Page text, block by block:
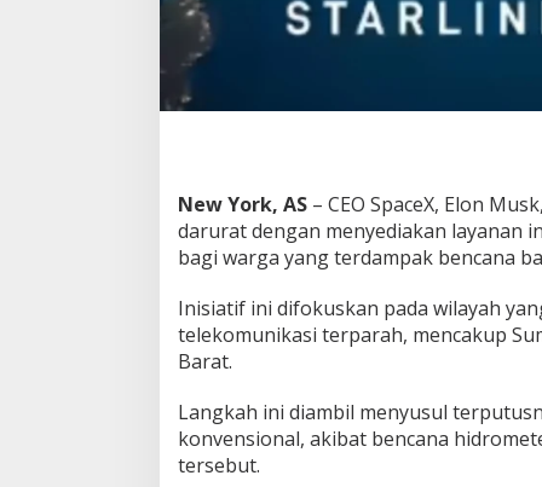
o
a
n
j
i
r
i
n
n
e
New York, AS – CEO SpaceX, Elon
darurat dengan menyediakan layanan
bagi warga yang terdampak bencana
Inisiatif ini difokuskan pada wilayah
telekomunikasi terparah, mencakup
Barat.
Langkah ini diambil menyusul
konvensional, akibat bencana
tersebut.